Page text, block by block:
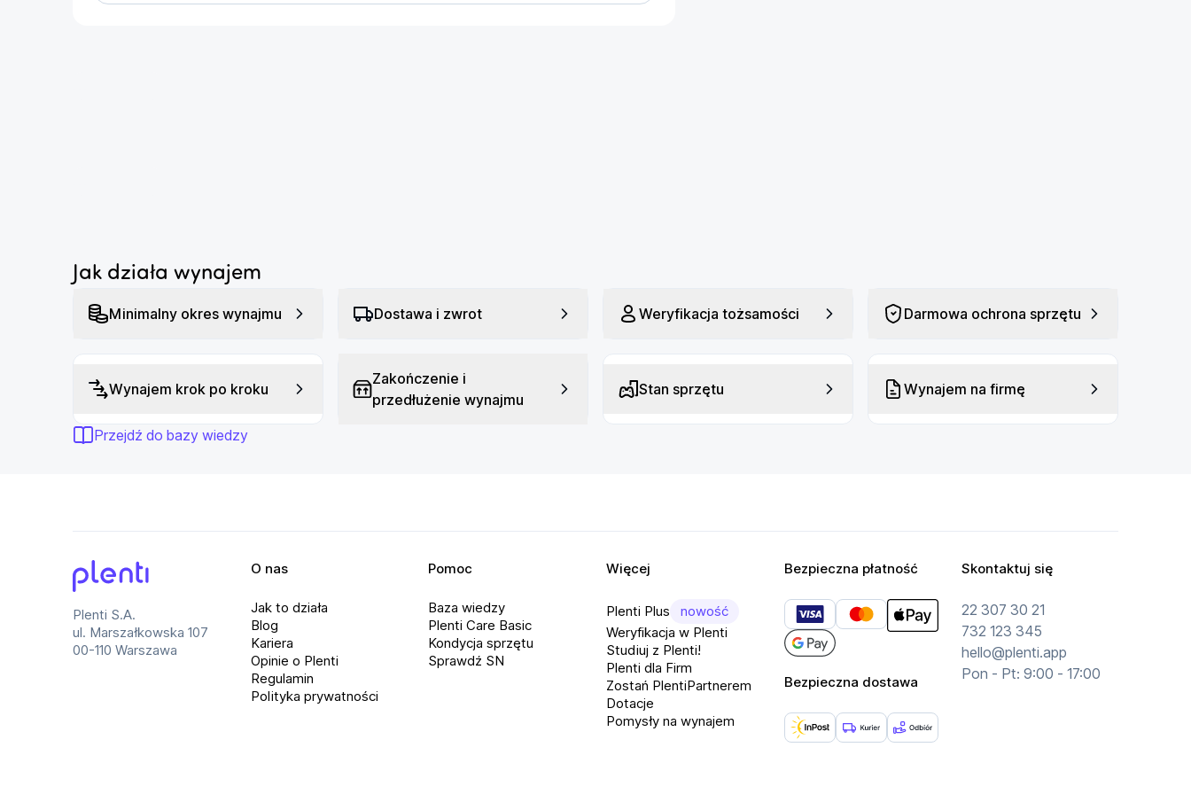
Pamięć wewnętrzna: 1024 GB
Przekątna ekranu: 7"
Nie przegap okazji, aby wynająć tę wyjątkową konsolę w Plenti i cieszyć się
niezrównaną jakością gier w dowolnym miejscu i czasie.
Jak działa wynajem
Minimalny okres wynajmu Dostawa i zwrot Weryfikacja tożsamości Darmowa ochrona sprzętu
Wynajem krok po kroku
Zakończenie i
przedłużenie wynajmu
Stan sprzętu Wynajem na firmę
Przejdź do bazy wiedzy
Plenti S.A.
ul. Marszałkowska 107
00-110 Warszawa
O nas
Jak to działa
Blog
Kariera
Opinie o Plenti
Regulamin
Polityka prywatności
Pomoc
Baza wiedzy
Plenti Care Basic
Kondycja sprzętu
Sprawdź SN
Więcej
Plenti Plus
nowość
Weryfikacja w Plenti
Studiuj z Plenti!
Plenti dla Firm
Zostań PlentiPartnerem
Dotacje
Pomysły na wynajem
Bezpieczna płatność
Bezpieczna dostawa
Skontaktuj się
22 307 30 21
732 123 345
hello@plenti.app
Pon - Pt: 9:00 - 17:00